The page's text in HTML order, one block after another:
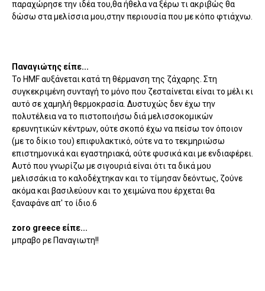
παραχώρησε την ιδέα του,θα ήθελα να ξέρω τι ακριβώς θα
δώσω στα μελίσσια μου,στην περιουσία που με κόπο φτιάχνω.
Παναγιώτης είπε...
To HMF αυξάνεται κατά τη θέρμανση της ζάχαρης. Στη
συγκεκριμένη συνταγή το μόνο που ζεσταίνεται είναι το μέλι κι
αυτό σε χαμηλή θερμοκρασία. Δυστυχώς δεν έχω την
πολυτέλεια να το πιστοποιήσω διά μελισσοκομικών
ερευνητικών κέντρων, ούτε σκοπό έχω να πείσω τον όποιον
(με το δίκιο του) επιφυλακτικό, ούτε να το τεκμηριώσω
επιστημονικά και εγαστηριακά, ούτε φυσικά και με ενδιαφέρει.
Αυτό που γνωρίζω με σιγουριά είναι ότι τα δικά μου
μελισσάκια το καλοδέχτηκαν και το τίμησαν δεόντως, ζούνε
ακόμα και βασιλεύουν και το χειμώνα που έρχεται θα
ξαναφάνε απ' το ίδιο.6
zoro greece είπε...
μπραβο ρε Παναγιωτη!!